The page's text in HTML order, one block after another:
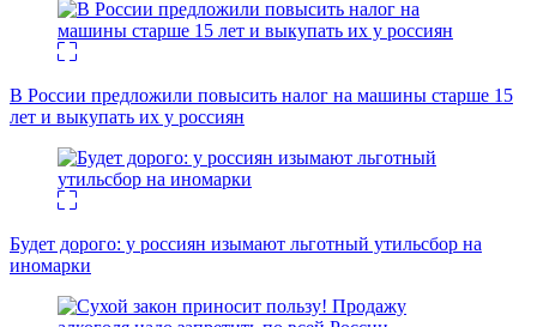
В России предложили повысить налог на машины старше 15
лет и выкупать их у россиян
Будет дорого: у россиян изымают льготный утильсбор на
иномарки